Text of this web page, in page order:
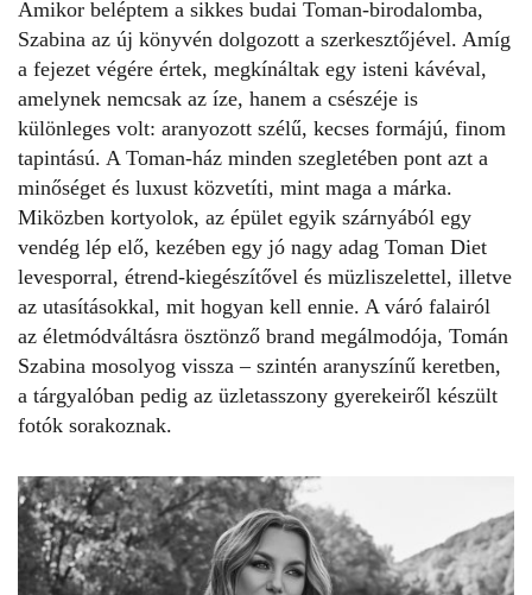
Amikor beléptem a sikkes budai Toman-birodalomba,
Szabina az új könyvén dolgozott a szerkesztőjével. Amíg
a fejezet végére értek, megkínáltak egy isteni kávéval,
amelynek nemcsak az íze, hanem a csészéje is
különleges volt: aranyozott szélű, kecses formájú, finom
tapintású. A Toman-ház minden szegletében pont azt a
minőséget és luxust közvetíti, mint maga a márka.
Miközben kortyolok, az épület egyik szárnyából egy
vendég lép elő, kezében egy jó nagy adag Toman Diet
levesporral, étrend-kiegészítővel és müzliszelettel, illetve
az utasításokkal, mit hogyan kell ennie. A váró falairól
az életmódváltásra ösztönző brand megálmodója, Tomán
Szabina mosolyog vissza – szintén aranyszínű keretben,
a tárgyalóban pedig az üzletasszony gyerekeiről készült
fotók sorakoznak.